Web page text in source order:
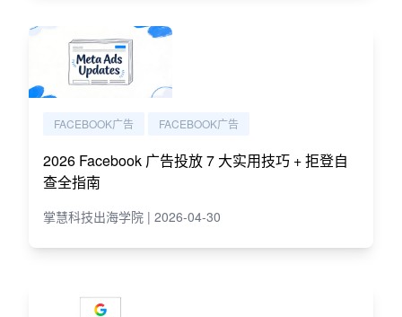
FACEBOOK广告 FACEBOOK广告
2026 Facebook 广告投放 7 大实用技巧 + 拒登自
查全指南
掌慧科技出海学院 | 2026-04-30